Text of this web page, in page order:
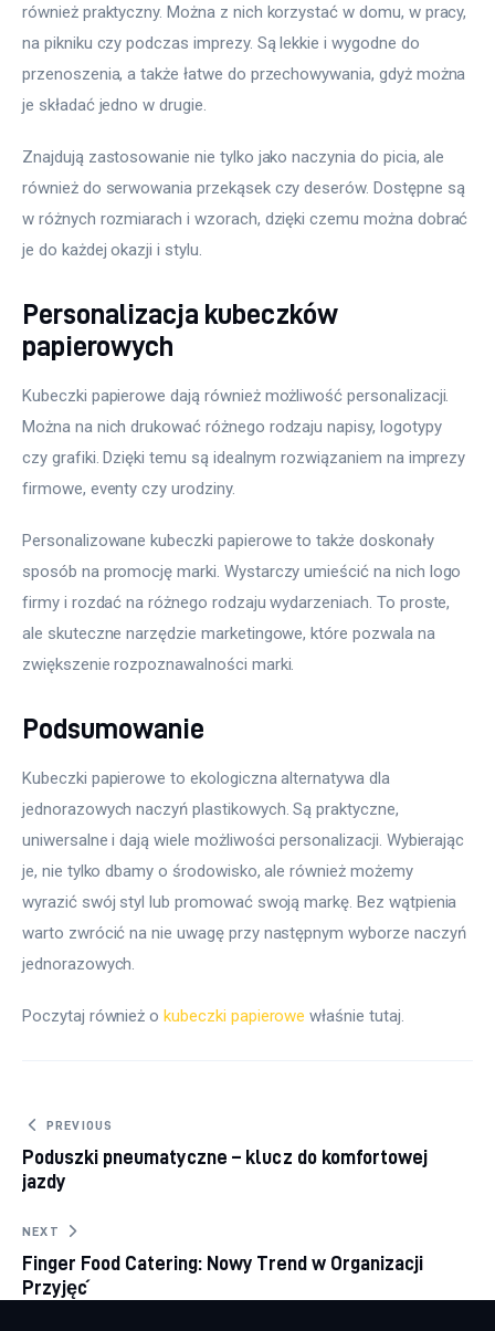
również praktyczny. Można z nich korzystać w domu, w pracy,
na pikniku czy podczas imprezy. Są lekkie i wygodne do
przenoszenia, a także łatwe do przechowywania, gdyż można
je składać jedno w drugie.
Znajdują zastosowanie nie tylko jako naczynia do picia, ale
również do serwowania przekąsek czy deserów. Dostępne są
w różnych rozmiarach i wzorach, dzięki czemu można dobrać
je do każdej okazji i stylu.
Personalizacja kubeczków
papierowych
Kubeczki papierowe dają również możliwość personalizacji.
Można na nich drukować różnego rodzaju napisy, logotypy
czy grafiki. Dzięki temu są idealnym rozwiązaniem na imprezy
firmowe, eventy czy urodziny.
Personalizowane kubeczki papierowe to także doskonały
sposób na promocję marki. Wystarczy umieścić na nich logo
firmy i rozdać na różnego rodzaju wydarzeniach. To proste,
ale skuteczne narzędzie marketingowe, które pozwala na
zwiększenie rozpoznawalności marki.
Podsumowanie
Kubeczki papierowe to ekologiczna alternatywa dla
jednorazowych naczyń plastikowych. Są praktyczne,
uniwersalne i dają wiele możliwości personalizacji. Wybierając
je, nie tylko dbamy o środowisko, ale również możemy
wyrazić swój styl lub promować swoją markę. Bez wątpienia
warto zwrócić na nie uwagę przy następnym wyborze naczyń
jednorazowych.
Poczytaj również o kubeczki papierowe właśnie tutaj.
Nawigacja wpisu
PREVIOUS
Poduszki pneumatyczne – klucz do komfortowej
jazdy
NEXT
Finger Food Catering: Nowy Trend w Organizacji
Przyjęć